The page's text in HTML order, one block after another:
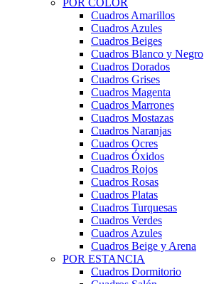
POR COLOR
Cuadros Amarillos
Cuadros Azules
Cuadros Beiges
Cuadros Blanco y Negro
Cuadros Dorados
Cuadros Grises
Cuadros Magenta
Cuadros Marrones
Cuadros Mostazas
Cuadros Naranjas
Cuadros Ocres
Cuadros Óxidos
Cuadros Rojos
Cuadros Rosas
Cuadros Platas
Cuadros Turquesas
Cuadros Verdes
Cuadros Azules
Cuadros Beige y Arena
POR ESTANCIA
Cuadros Dormitorio